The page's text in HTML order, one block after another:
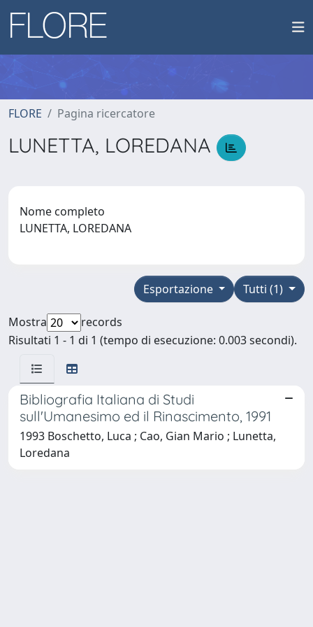
FLORE Pagina ricercatore
LUNETTA, LOREDANA
Nome completo
LUNETTA, LOREDANA
Tutti (1)
Esportazione
Mostra
records
Risultati 1 - 1 di 1 (tempo di esecuzione: 0.003 secondi).
Bibliografia Italiana di Studi
sull'Umanesimo ed il Rinascimento, 1991
1993 Boschetto, Luca ; Cao, Gian Mario ; Lunetta,
Loredana